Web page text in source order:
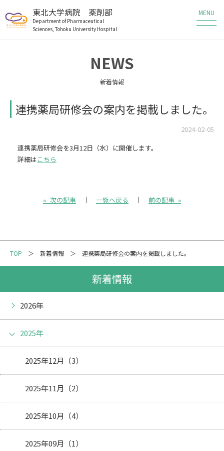
東北大学病院 薬剤部
Department of Pharmaceutical
Sciences, Tohoku University Hospital
メンバー
患者さんへ
職員・研修生募集
情報の取扱いについて
TOP 新着情報 連携薬局研修会の案内を掲載しました。
新着情報
2026年
2025年
2025年12月（3）
2025年11月（2）
2025年10月（4）
2025年09月（1）
NEWS
新着情報
連携薬局研修会の案内を掲載しました。
2024-02-05
連携薬局研修会を3月12日（水）に開催します。
詳細はこちら
« 次の記事 一覧へ戻る 前の記事 »